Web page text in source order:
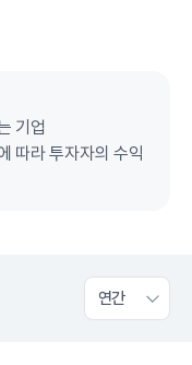
기업
따라 투자자의 수익
연간